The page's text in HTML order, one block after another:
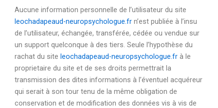
Aucune information personnelle de l’utilisateur du site
leochadapeaud-neuropsychologue.fr n’est publiée à l’insu
de l’utilisateur, échangée, transférée, cédée ou vendue sur
un support quelconque à des tiers. Seule l’hypothèse du
rachat du site leochadapeaud-neuropsychologue.fr à le
proprietaire du site et de ses droits permettrait la
transmission des dites informations à l’éventuel acquéreur
qui serait à son tour tenu de la même obligation de
conservation et de modification des données vis à vis de